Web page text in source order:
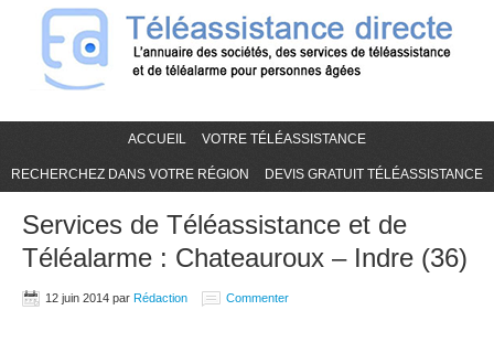
ACCUEIL VOTRE TÉLÉASSISTANCE
RECHERCHEZ DANS VOTRE RÉGION DEVIS GRATUIT TÉLÉASSISTANCE
Services de Téléassistance et de
Téléalarme : Chateauroux – Indre (36)
12 juin 2014 par Rédaction Commenter